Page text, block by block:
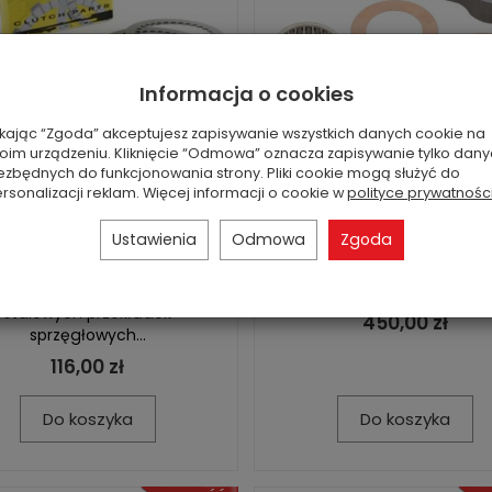
tarcz sprzęgłowych
Yamaha YFZ 450 YFM 700
przekładki sprzęgłowe ProX
stalowych przekładek
sprzęgłowych...
116,00 zł
Do koszyka
Korbowód Yamaha YFZ
Namura RA-40012
• Nowy korbowód Namura
40012• Pasuje do Yamaha
450,00 zł
Do koszyka
Informacja o cookies
“Zgoda” akceptujesz zapisywanie wszystkich danych cookie na
urządzeniu. Kliknięcie “Odmowa” oznacza zapisywanie tylko
do funkcjonowania strony. Pliki cookie mogą służyć do
reklam. Więcej informacji o cookie wpolityce prywatności
Ustawienia Odmowa Zgoda